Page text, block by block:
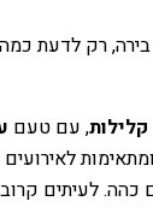
רק לדעת
קלילות, עם טעם
כהה. לעיתים